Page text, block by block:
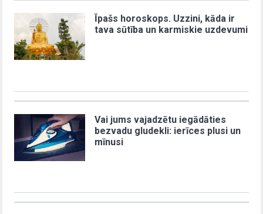
Īpašs horoskops. Uzzini, kāda ir
tava sūtība un karmiskie uzdevumi
Vai jums vajadzētu iegādāties
bezvadu gludekli: ierīces plusi un
mīnusi